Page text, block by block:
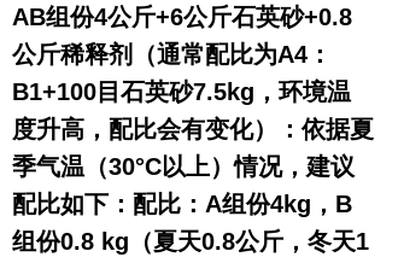
AB组份4公斤+6公斤石英砂+0.8
公斤稀释剂（通常配比为A4：
B1+100目石英砂7.5kg，环境温
度升高，配比会有变化）：依据夏
季气温（30°C以上）情况，建议
配比如下：配比：A组份4kg，B
组份0.8 kg（夏天0.8公斤，冬天1